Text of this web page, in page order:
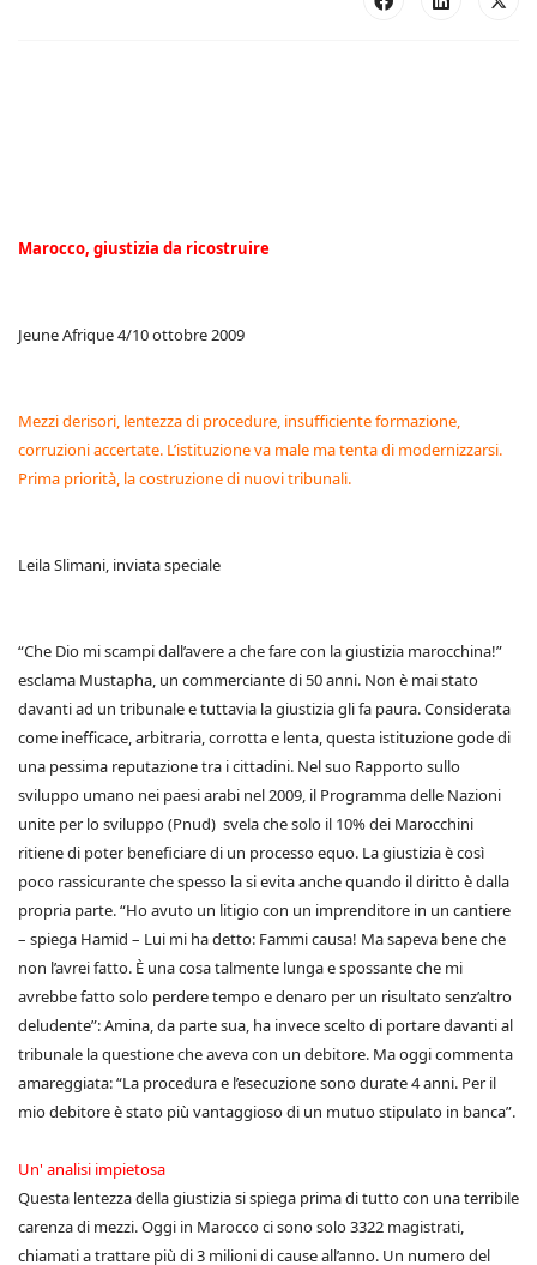
Marocco, giustizia da ricostruire
Jeune Afrique 4/10 ottobre 2009
Mezzi derisori, lentezza di procedure, insufficiente formazione,
corruzioni accertate. L’istituzione va male ma tenta di modernizzarsi.
Prima priorità, la costruzione di nuovi tribunali.
Leila Slimani, inviata speciale
“Che Dio mi scampi dall’avere a che fare con la giustizia marocchina!”
esclama Mustapha, un commerciante di 50 anni. Non è mai stato
davanti ad un tribunale e tuttavia la giustizia gli fa paura. Considerata
come inefficace, arbitraria, corrotta e lenta, questa istituzione gode di
una pessima reputazione tra i cittadini. Nel suo Rapporto sullo
sviluppo umano nei paesi arabi nel 2009, il Programma delle Nazioni
unite per lo sviluppo (Pnud) svela che solo il 10% dei Marocchini
ritiene di poter beneficiare di un processo equo. La giustizia è così
poco rassicurante che spesso la si evita anche quando il diritto è dalla
propria parte. “Ho avuto un litigio con un imprenditore in un cantiere
– spiega Hamid – Lui mi ha detto: Fammi causa! Ma sapeva bene che
non l’avrei fatto. È una cosa talmente lunga e spossante che mi
avrebbe fatto solo perdere tempo e denaro per un risultato senz’altro
deludente”: Amina, da parte sua, ha invece scelto di portare davanti al
tribunale la questione che aveva con un debitore. Ma oggi commenta
amareggiata: “La procedura e l’esecuzione sono durate 4 anni. Per il
mio debitore è stato più vantaggioso di un mutuo stipulato in banca”.
Un' analisi impietosa
Questa lentezza della giustizia si spiega prima di tutto con una terribile
carenza di mezzi. Oggi in Marocco ci sono solo 3322 magistrati,
chiamati a trattare più di 3 milioni di cause all’anno. Un numero del